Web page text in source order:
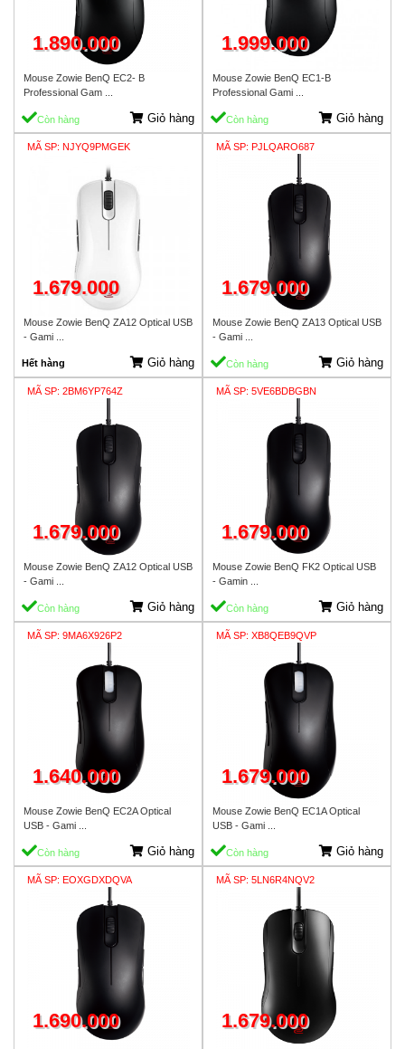
1.890.000
Mouse Zowie BenQ EC2- B
Professional Gam ...
Còn hàng Giỏ hàng
1.999.000
Mouse Zowie BenQ EC1-B
Professional Gami ...
Còn hàng Giỏ hàng
MÃ SP: NJYQ9PMGEK
1.679.000
Mouse Zowie BenQ ZA12 Optical USB
- Gami ...
Hết hàng Giỏ hàng
MÃ SP: PJLQARO687
1.679.000
Mouse Zowie BenQ ZA13 Optical USB
- Gami ...
Còn hàng Giỏ hàng
MÃ SP: 2BM6YP764Z
1.679.000
Mouse Zowie BenQ ZA12 Optical USB
- Gami ...
Còn hàng Giỏ hàng
MÃ SP: 5VE6BDBGBN
1.679.000
Mouse Zowie BenQ FK2 Optical USB
- Gamin ...
Còn hàng Giỏ hàng
MÃ SP: 9MA6X926P2
1.640.000
Mouse Zowie BenQ EC2A Optical
USB - Gami ...
Còn hàng Giỏ hàng
MÃ SP: XB8QEB9QVP
1.679.000
Mouse Zowie BenQ EC1A Optical
USB - Gami ...
Còn hàng Giỏ hàng
MÃ SP: EOXGDXDQVA
1.690.000
MÃ SP: 5LN6R4NQV2
1.679.000